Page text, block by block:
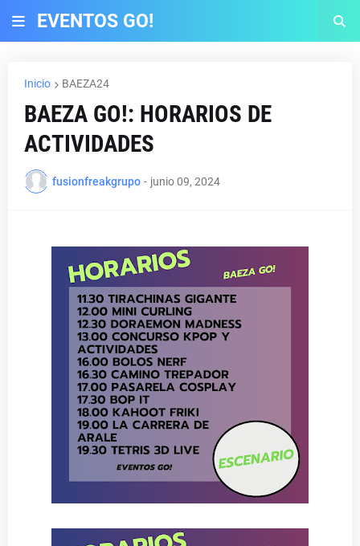
EVENTOS GO!
Inicio BAEZA24
BAEZA GO!: HORARIOS DE
ACTIVIDADES
fusionfreakgrupo - junio 09, 2024